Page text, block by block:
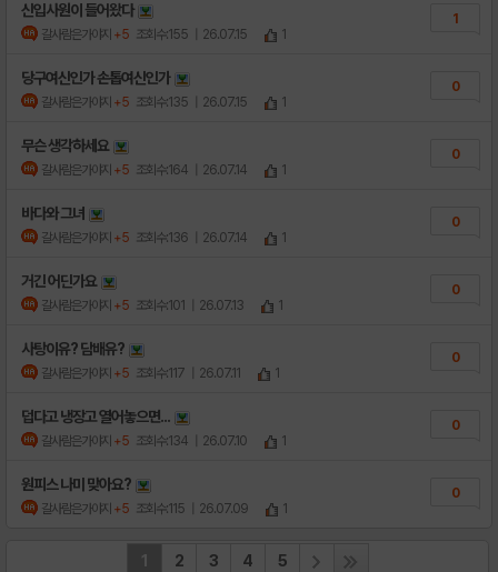
신입사원이 들어왔다
갈사람은가야지 +5 조회수:155 | 26.07.15 1
1
당구여신인가 손톱여신인가
갈사람은가야지 +5 조회수:135 | 26.07.15 1
0
무슨 생각하세요
갈사람은가야지 +5 조회수:164 | 26.07.14 1
0
바다와 그녀
갈사람은가야지 +5 조회수:136 | 26.07.14 1
0
거긴 어딘가요
갈사람은가야지 +5 조회수:101 | 26.07.13 1
0
사탕이유? 담배유?
갈사람은가야지 +5 조회수:117 | 26.07.11 1
0
덥다고 냉장고 열어놓으면...
갈사람은가야지 +5 조회수:134 | 26.07.10 1
0
원피스 나미 맞아요?
갈사람은가야지 +5 조회수:115 | 26.07.09 1
0
1 2 3 4 5